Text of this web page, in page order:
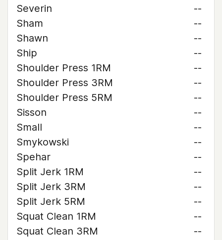
Severin
--
Sham
--
Shawn
--
Ship
--
Shoulder Press 1RM
--
Shoulder Press 3RM
--
Shoulder Press 5RM
--
Sisson
--
Small
--
Smykowski
--
Spehar
--
Split Jerk 1RM
--
Split Jerk 3RM
--
Split Jerk 5RM
--
Squat Clean 1RM
--
Squat Clean 3RM
--